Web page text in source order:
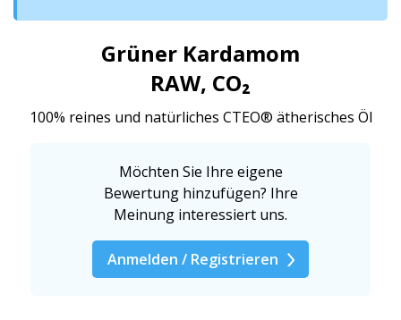
Grüner Kardamom
RAW, CO₂
100% reines und natürliches CTEO® ätherisches Öl
Möchten Sie Ihre eigene
Bewertung hinzufügen? Ihre
Meinung interessiert uns.
Anmelden / Registrieren